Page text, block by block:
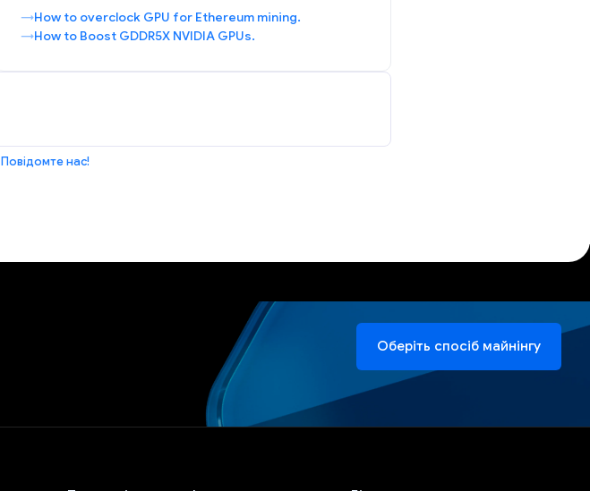
How to overclock GPU for Ethereum mining.
How to Boost GDDR5X NVIDIA GPUs.
Повідомте нас!
Оберіть спосіб майнінгу